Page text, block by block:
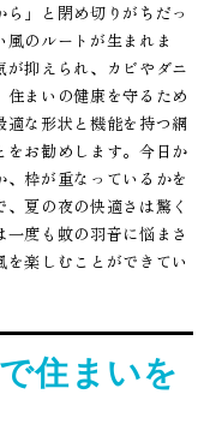
」と閉め切りがちだっ
のルートが生まれま
抑えられ、カビやダニ
まいの健康を守るため
適な形状と機能を持つ網
をお勧めします。今日か
枠が重なっているかを
夏の夜の快適さは驚く
度も蚊の羽音に悩まさ
楽しむことができてい
住まいを